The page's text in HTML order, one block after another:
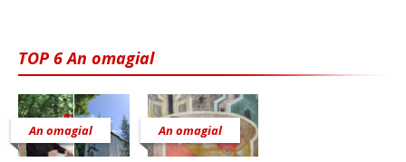
TOP 6 An omagial
An omagial An omagial